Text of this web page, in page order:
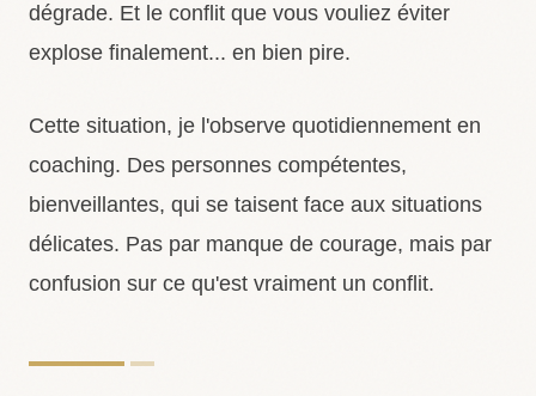
dégrade. Et le conflit que vous vouliez éviter
explose finalement... en bien pire.
Cette situation, je l'observe quotidiennement en
coaching. Des personnes compétentes,
bienveillantes, qui se taisent face aux situations
délicates. Pas par manque de courage, mais par
confusion sur ce qu'est vraiment un conflit.